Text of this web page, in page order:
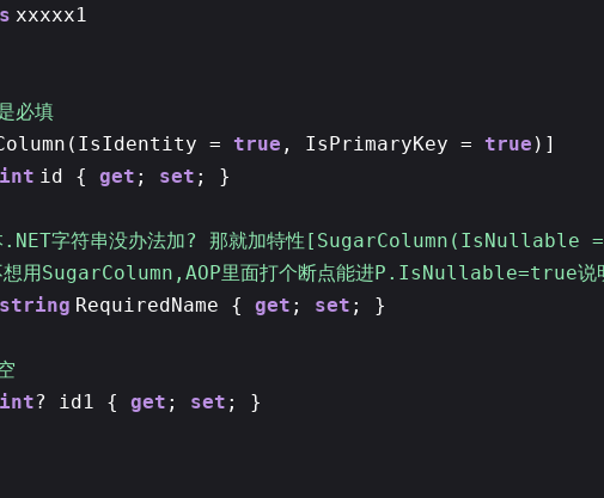
xxxxx1
必填
= true , IsPrimaryKey = true )]
int id { get ; set ; }
.NET字符串没办法加? 那就加特性
用SugarColumn,AOP里面打个断点能进P.IsNullable=true说
string RequiredName { get ; set ; }
int? id1 { get ; set ; }